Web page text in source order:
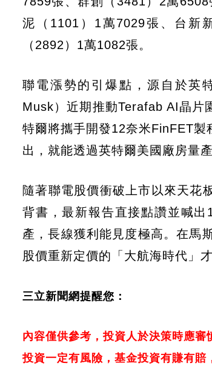
泥（1101）1萬7029張、台新
（2892）1萬1082張。
聯電漲勢的引爆點，源自於英
Musk）近期推動Terafab AI晶片
特爾將攜手開發12奈米FinFET
出，就能透過英特爾美國廠房量
隨著聯電股價衝破上市以來天花
背書，最新報告直接點讚並喊
產，長線獲利能見度極高。在馬
股價重新定價的「大航海時代」
三立新聞網提醒您：
內容僅供參考，投資人於決策時應審
投資一定有風險，基金投資有賺有賠